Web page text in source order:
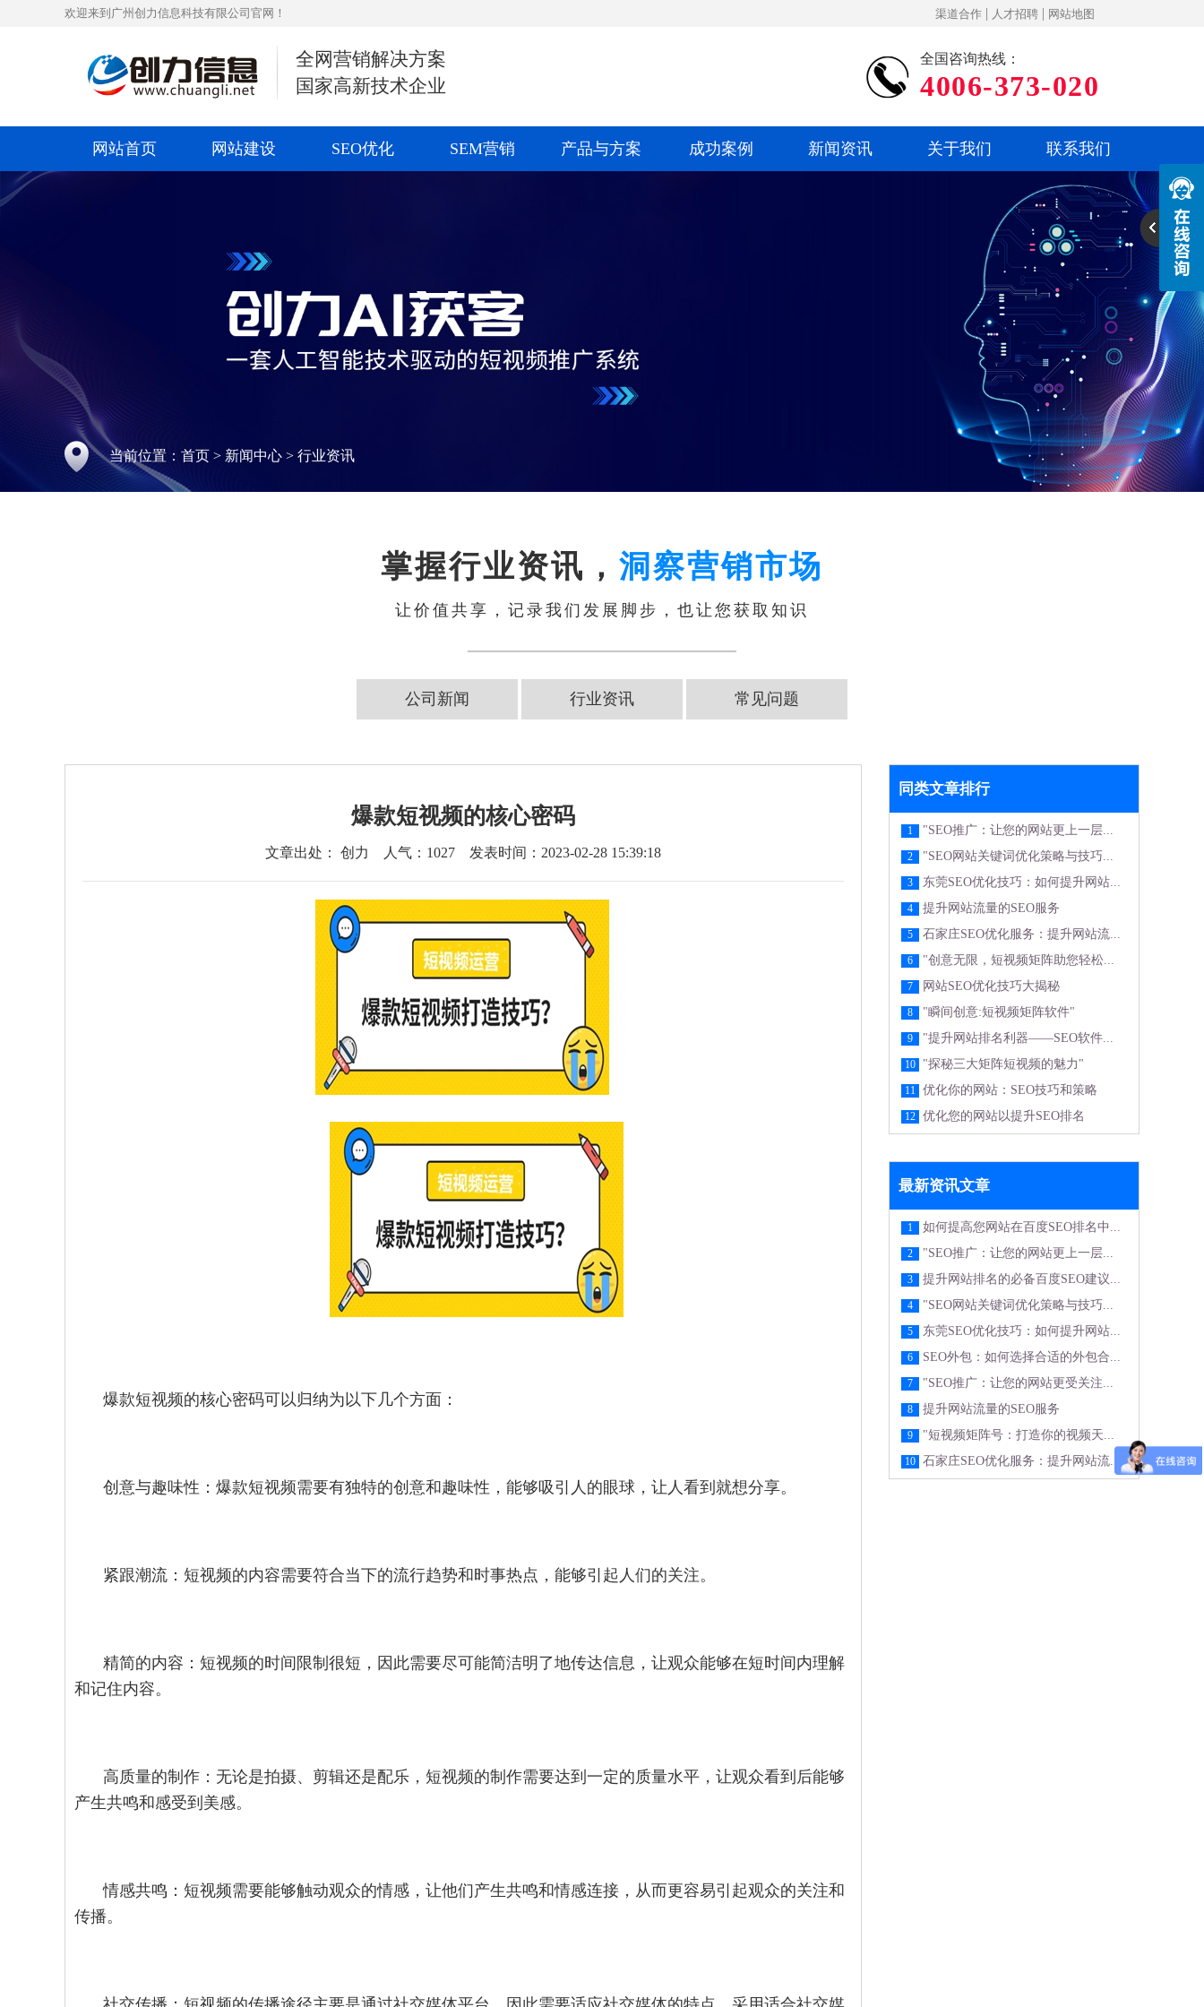
欢迎来到广州创力信息科技有限公司官网！ 渠道合作 | 人才招聘 | 网站地图
全网营销解决方案
国家高新技术企业
全国咨询热线：
4006-373-020
网站首页 网站建设 SEO优化 SEM营销 产品与方案 成功案例 新闻资讯 关于我们 联系我们
当前位置： 首页 > 新闻中心 > 行业资讯
掌握行业资讯， 洞察营销市场
让价值共享，记录我们发展脚步，也让您获取知识
公司新闻 行业资讯 常见问题
爆款短视频的核心密码
文章出处： 创力 人气： 1027 发表时间：2023-02-28 15:39:18
爆款短视频的核心密码可以归纳为以下几个方面：
创意与趣味性：爆款短视频需要有独特的创意和趣味性，能够吸引人的眼球，让人看到就想分享。
紧跟潮流：短视频的内容需要符合当下的流行趋势和时事热点，能够引起人们的关注。
精简的内容：短视频的时间限制很短，因此需要尽可能简洁明了地传达信息，让观众能够在短时间内理解
和记住内容。
高质量的制作：无论是拍摄、剪辑还是配乐，短视频的制作需要达到一定的质量水平，让观众看到后能够
产生共鸣和感受到美感。
情感共鸣：短视频需要能够触动观众的情感，让他们产生共鸣和情感连接，从而更容易引起观众的关注和
传播。
同类文章排行
1 "SEO推广：让您的网站更上一层...
2 "SEO网站关键词优化策略与技巧...
3 东莞SEO优化技巧：如何提升网站...
4 提升网站流量的SEO服务
5 石家庄SEO优化服务：提升网站流...
6 "创意无限，短视频矩阵助您轻松...
7 网站SEO优化技巧大揭秘
8 "瞬间创意:短视频矩阵软件"
9 "提升网站排名利器——SEO软件...
10 "探秘三大矩阵短视频的魅力"
11 优化你的网站：SEO技巧和策略
12 优化您的网站以提升SEO排名
最新资讯文章
1 如何提高您网站在百度SEO排名中...
2 "SEO推广：让您的网站更上一层...
3 提升网站排名的必备百度SEO建议...
4 "SEO网站关键词优化策略与技巧...
5 东莞SEO优化技巧：如何提升网站...
6 SEO外包：如何选择合适的外包合...
7 "SEO推广：让您的网站更受关注...
8 提升网站流量的SEO服务
9 "短视频矩阵号：打造你的视频天...
10 石家庄SEO优化服务：提升网站流...